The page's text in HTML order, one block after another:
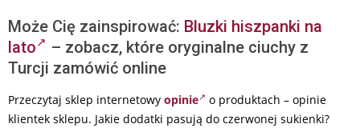
Może Cię zainspirować: Bluzki hiszpanki na
lato
– zobacz, które oryginalne ciuchy z
Turcji zamówić online
Przeczytaj sklep internetowy opinie
o produktach – opinie
klientek sklepu. Jakie dodatki pasują do czerwonej sukienki?